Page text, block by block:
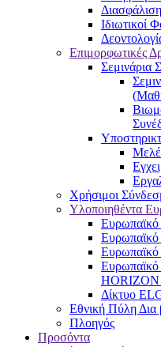
Ιδιωτικοί
Επιμορφωτικές
Χρήσιμοι
Υλοποιηθέντα
HORIZON
Δίκτυο
Εθνική Πύλη Δια
Πλοηγός
Προσόντα